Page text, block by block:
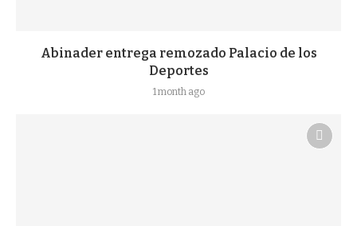
Abinader entrega remozado Palacio de los
Deportes
1 month ago